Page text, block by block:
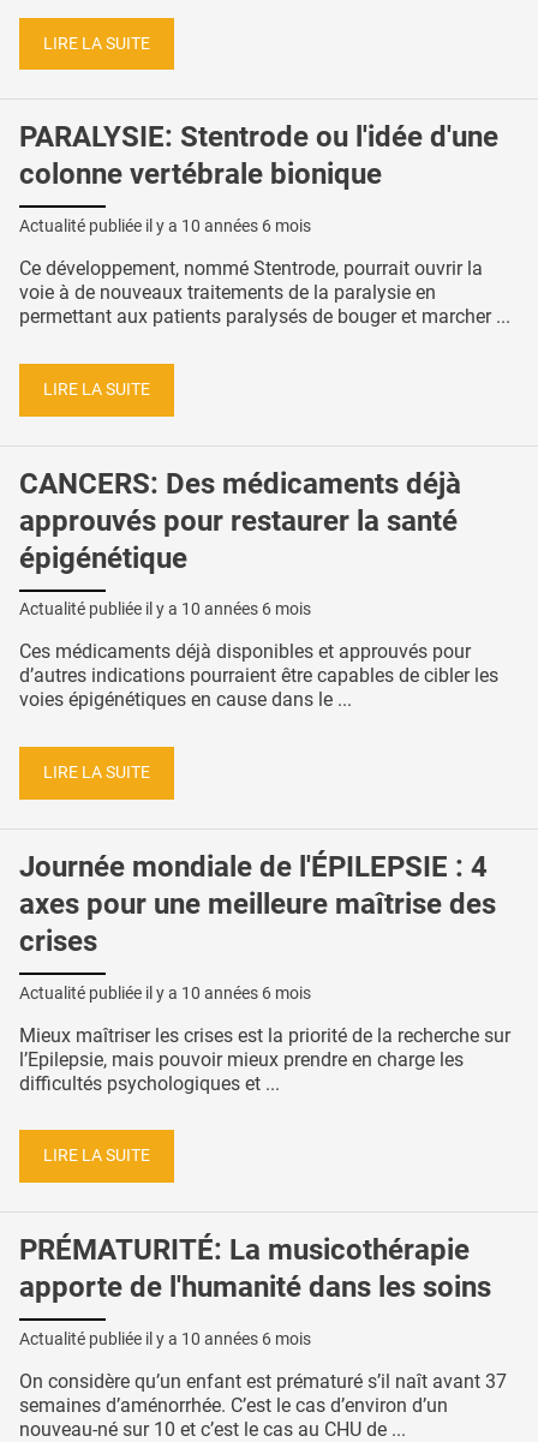
LIRE LA SUITE
PARALYSIE: Stentrode ou l'idée d'une
colonne vertébrale bionique
Actualité publiée il y a 10 années 6 mois
Ce développement, nommé Stentrode, pourrait ouvrir la
voie à de nouveaux traitements de la paralysie en
permettant aux patients paralysés de bouger et marcher ...
LIRE LA SUITE
CANCERS: Des médicaments déjà
approuvés pour restaurer la santé
épigénétique
Actualité publiée il y a 10 années 6 mois
Ces médicaments déjà disponibles et approuvés pour
d’autres indications pourraient être capables de cibler les
voies épigénétiques en cause dans le ...
LIRE LA SUITE
Journée mondiale de l'ÉPILEPSIE : 4
axes pour une meilleure maîtrise des
crises
Actualité publiée il y a 10 années 6 mois
Mieux maîtriser les crises est la priorité de la recherche sur
l’Epilepsie, mais pouvoir mieux prendre en charge les
difficultés psychologiques et ...
LIRE LA SUITE
PRÉMATURITÉ: La musicothérapie
apporte de l'humanité dans les soins
Actualité publiée il y a 10 années 6 mois
On considère qu’un enfant est prématuré s’il naît avant 37
semaines d’aménorrhée. C’est le cas d’environ d’un
nouveau-né sur 10 et c’est le cas au CHU de ...